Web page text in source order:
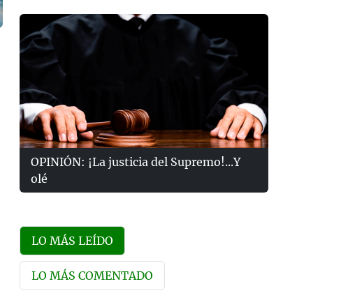
OPINIÓN: ¡La justicia del Supremo!...Y
olé
LO MÁS LEÍDO
LO MÁS COMENTADO